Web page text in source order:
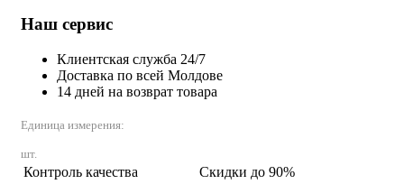
Наш сервис
Клиентская служба 24/7
Доставка по всей Молдове
14 дней на возврат товара
Единица измерения:
шт.
Контроль качества
Скидки до 90%